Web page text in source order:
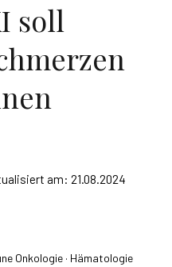
soll
am: 21.08.2024
Onkologie · Hämatologie